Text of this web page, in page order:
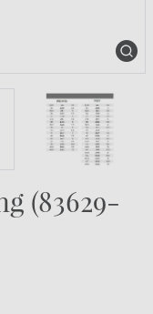
(83629-